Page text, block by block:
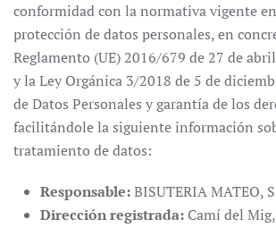
conformidad con la normativa vigente
protección de datos personales, en
Reglamento (UE) 2016/679 de 27 de
y la Ley Orgánica 3/2018 de 5 de
de Datos Personales y garantía de los
facilitándole la siguiente información
tratamiento de datos:
Responsable:BISUTERIA MATEO,
Dirección registrada: Camí del